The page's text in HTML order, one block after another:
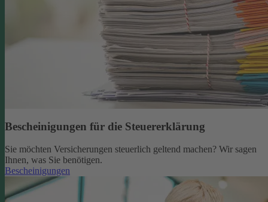
Bescheinigungen für die Steuererklärung
Sie möchten Versicherungen steuerlich geltend machen? Wir sagen
Ihnen, was Sie benötigen.
Bescheinigungen